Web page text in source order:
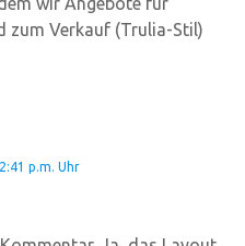
zum Verkauf (Trulia-Stil)
p.m. Uhr